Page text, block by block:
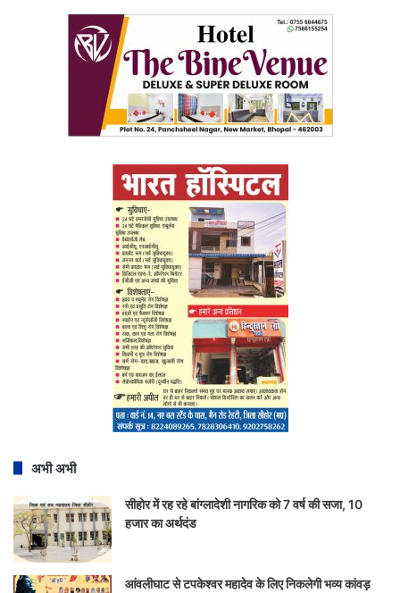
अभी अभी
सीहोर में रह रहे बांग्लादेशी नागरिक को 7 वर्ष की सजा, 10
हजार का अर्थदंड
आंवलीघाट से टपकेश्वर महादेव के लिए निकलेगी भव्य कांवड़